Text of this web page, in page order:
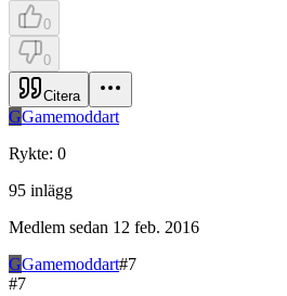
0
0
Citera
GGamemoddart
Rykte: 0
95 inlägg
Medlem sedan 12 feb. 2016
GGamemoddart#7
#7